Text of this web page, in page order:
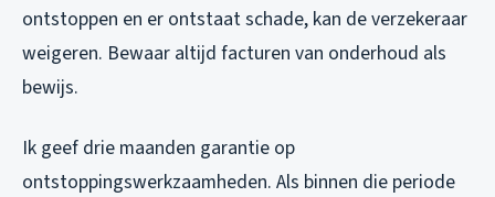
ontstoppen en er ontstaat schade, kan de verzekeraar
weigeren. Bewaar altijd facturen van onderhoud als
bewijs.
Ik geef drie maanden garantie op
ontstoppingswerkzaamheden. Als binnen die periode